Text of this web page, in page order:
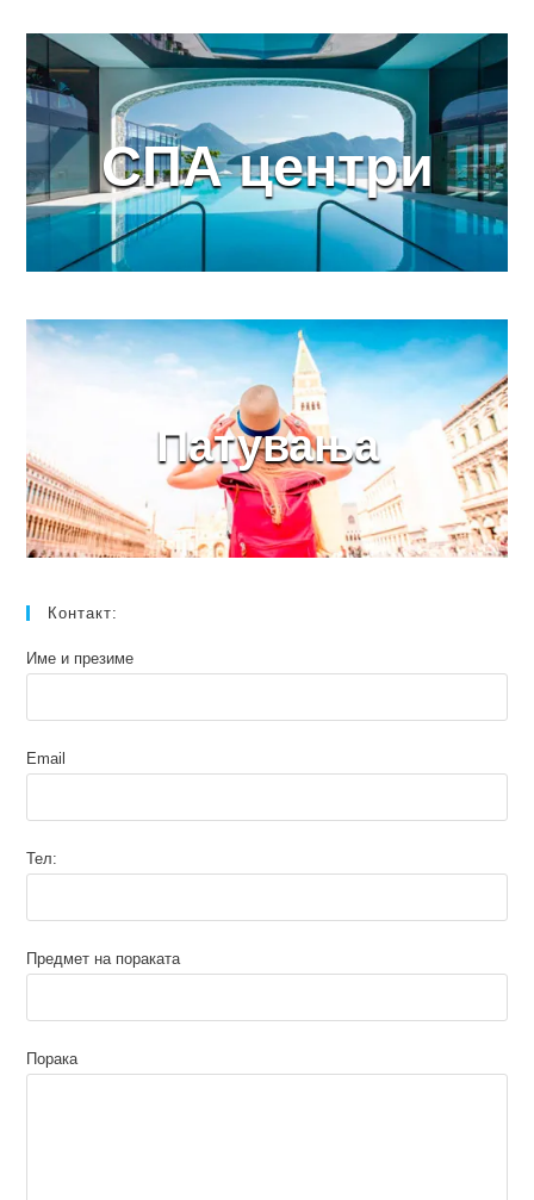
СПА центри
Патувања
Контакт:
Име и презиме
Email
Тел:
Предмет на пораката
Порака